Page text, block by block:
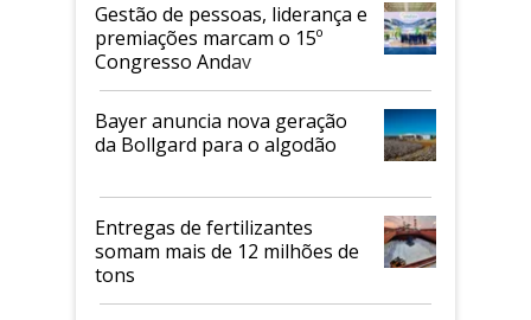
Gestão de pessoas, liderança e
premiações marcam o 15º
Congresso Andav
Bayer anuncia nova geração
da Bollgard para o algodão
Entregas de fertilizantes
somam mais de 12 milhões de
tons